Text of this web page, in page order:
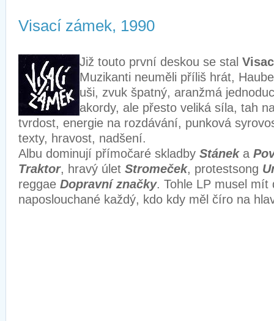
Visací zámek, 1990
Již touto první deskou se stal
Muzikanti neuměli příliš hrát,
uši, zvuk špatný, aranžmá
akordy, ale přesto veliká síla, tah
tvrdost, energie na rozdávání, punková
texty, hravost, nadšení.
Albu dominují přímočaré skladby Stáneka
Traktor, hravý úlet Stromeček, protestsong
reggae Dopravní značky. Tohle LP musel mít
naposlouchané každý, kdo kdy měl číro na